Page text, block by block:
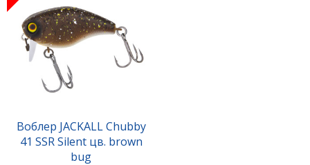
1 190 ₽
Воблер JACKALL Chubby
41 SSR Silent цв. brown
bug